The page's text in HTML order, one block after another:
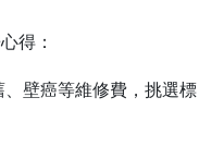
得：
壁癌等維修費，挑選標